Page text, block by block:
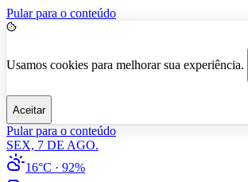
Pular para o conteúdo
Usamos cookies para melhorar sua experiência.
Aceitar
Pular para o conteúdo
SEX, 7 DE AGO.
16°C · 92%